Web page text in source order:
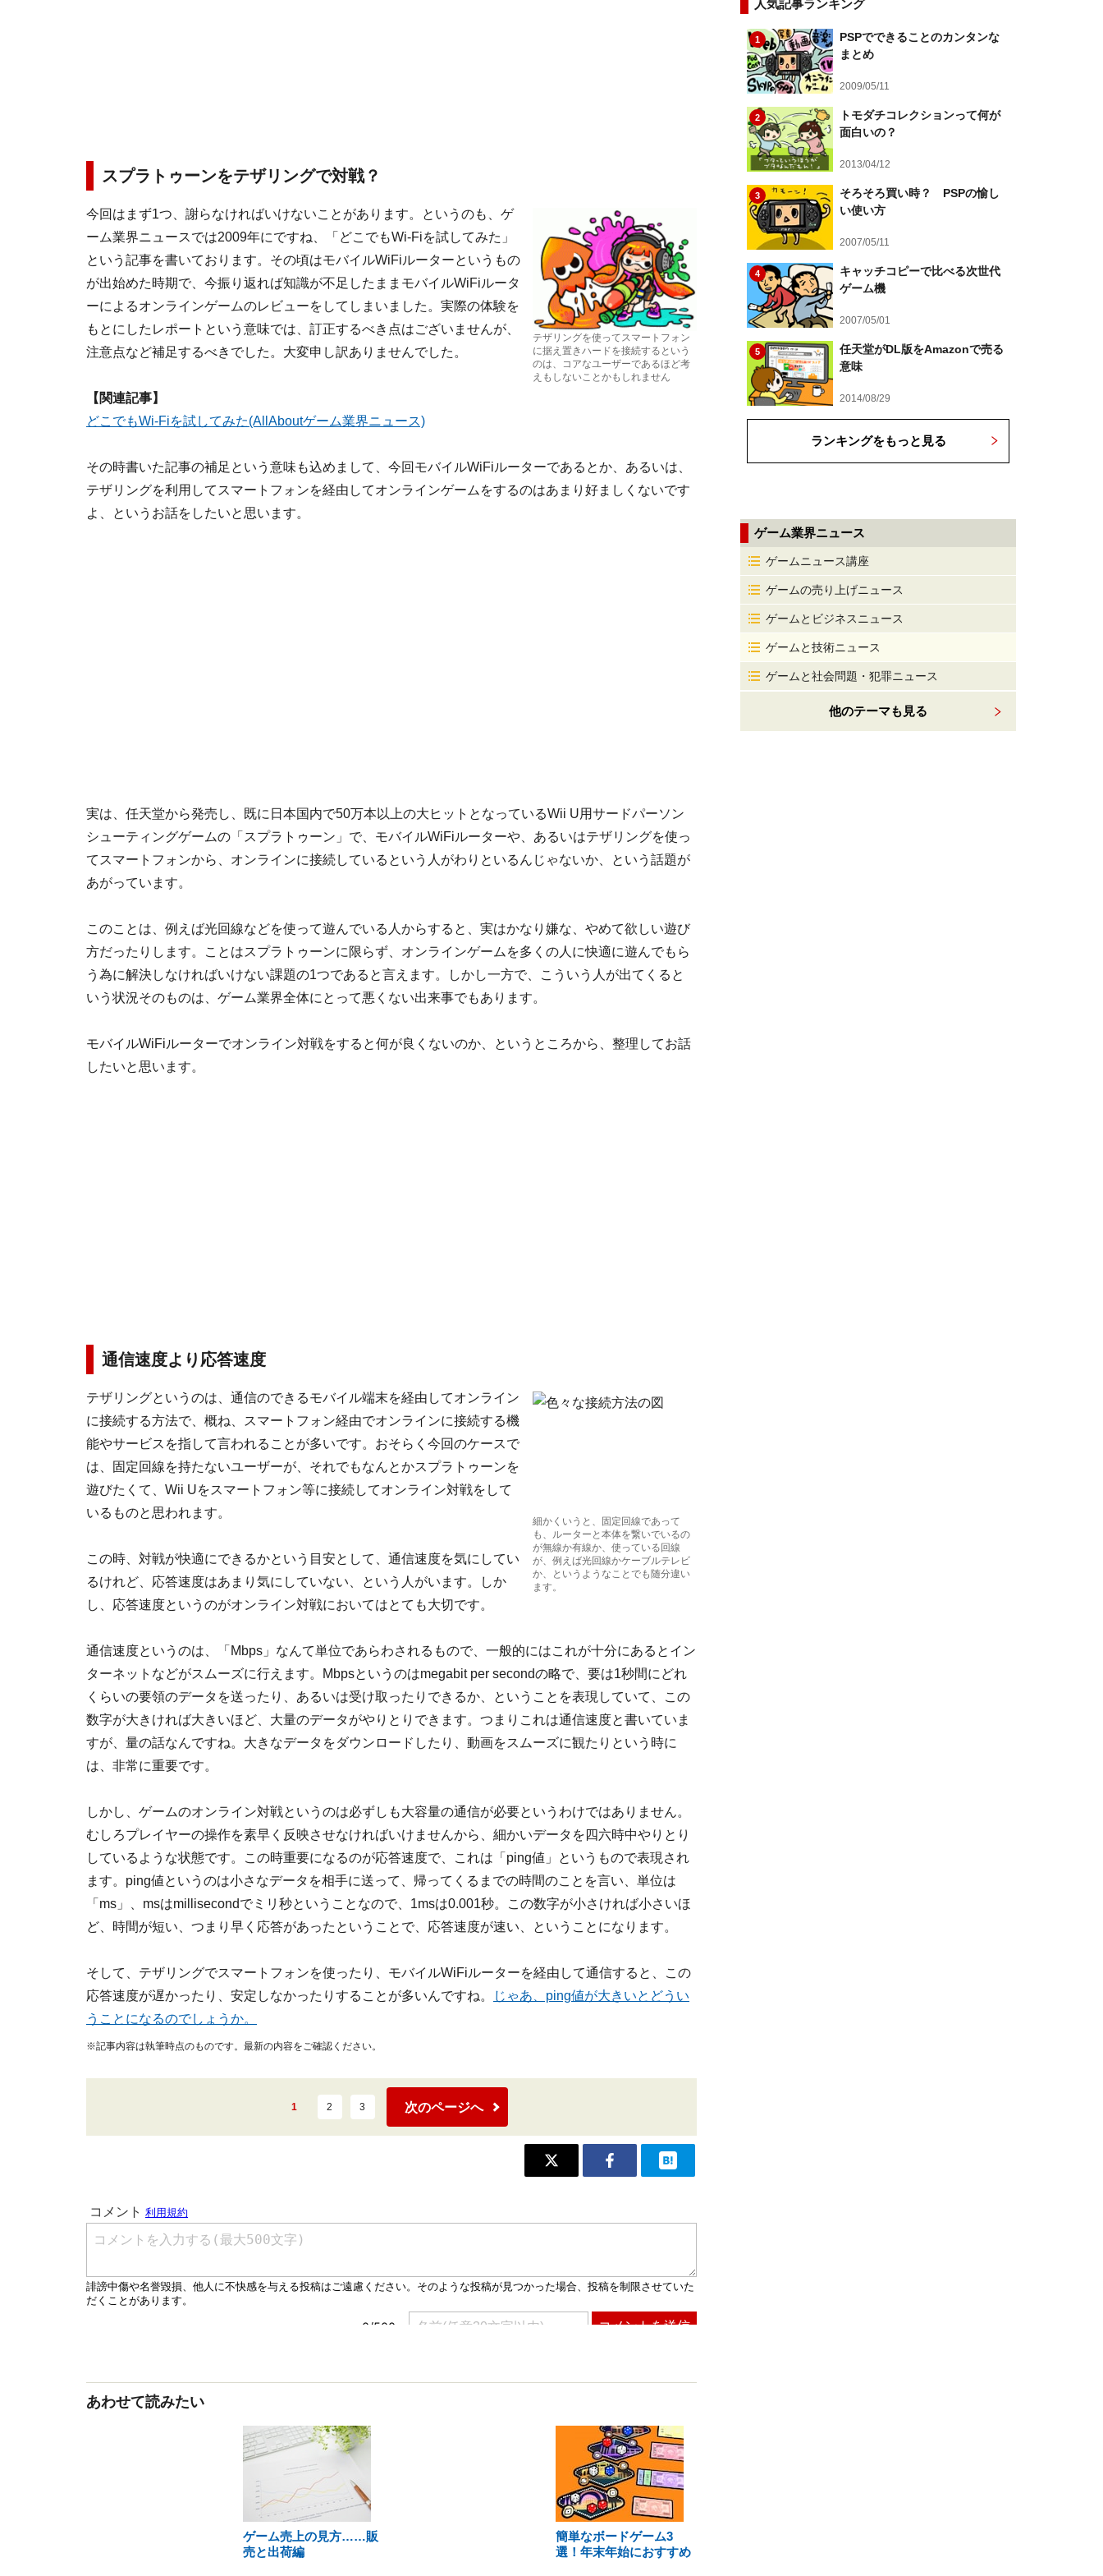
スプラトゥーンをテザリングで対戦？
テザリングを使ってスマートフォン
に据え置きハードを接続するという
のは、コアなユーザーであるほど考
えもしないことかもしれません
今回はまず1つ、謝らなければいけないことがあります。というのも、ゲ
ーム業界ニュースでは2009年にですね、「どこでもWi-Fiを試してみた」
という記事を書いております。その頃はモバイルWiFiルーターというもの
が出始めた時期で、今振り返れば知識が不足したままモバイルWiFiルータ
ーによるオンラインゲームのレビューをしてしまいました。実際の体験を
もとにしたレポートという意味では、訂正するべき点はございませんが、
注意点など補足するべきでした。大変申し訳ありませんでした。
【関連記事】
どこでもWi-Fiを試してみた(AllAboutゲーム業界ニュース)
その時書いた記事の補足という意味も込めまして、今回モバイルWiFiルーターであるとか、あるいは、
テザリングを利用してスマートフォンを経由してオンラインゲームをするのはあまり好ましくないです
よ、というお話をしたいと思います。
実は、任天堂から発売し、既に日本国内で50万本以上の大ヒットとなっているWii U用サードパーソン
シューティングゲームの「スプラトゥーン」で、モバイルWiFiルーターや、あるいはテザリングを使っ
てスマートフォンから、オンラインに接続しているという人がわりといるんじゃないか、という話題が
あがっています。
このことは、例えば光回線などを使って遊んでいる人からすると、実はかなり嫌な、やめて欲しい遊び
方だったりします。ことはスプラトゥーンに限らず、オンラインゲームを多くの人に快適に遊んでもら
う為に解決しなければいけない課題の1つであると言えます。しかし一方で、こういう人が出てくると
いう状況そのものは、ゲーム業界全体にとって悪くない出来事でもあります。
モバイルWiFiルーターでオンライン対戦をすると何が良くないのか、というところから、整理してお話
したいと思います。
通信速度より応答速度
細かくいうと、固定回線であって
も、ルーターと本体を繋いでいるの
が無線か有線か、使っている回線
が、例えば光回線かケーブルテレビ
か、というようなことでも随分違い
ます。
テザリングというのは、通信のできるモバイル端末を経由してオンライン
に接続する方法で、概ね、スマートフォン経由でオンラインに接続する機
能やサービスを指して言われることが多いです。おそらく今回のケースで
は、固定回線を持たないユーザーが、それでもなんとかスプラトゥーンを
遊びたくて、Wii Uをスマートフォン等に接続してオンライン対戦をして
いるものと思われます。
この時、対戦が快適にできるかという目安として、通信速度を気にしてい
るけれど、応答速度はあまり気にしていない、という人がいます。しか
し、応答速度というのがオンライン対戦においてはとても大切です。
通信速度というのは、「Mbps」なんて単位であらわされるもので、一般的にはこれが十分にあるとイン
ターネットなどがスムーズに行えます。Mbpsというのはmegabit per secondの略で、要は1秒間にどれ
くらいの要領のデータを送ったり、あるいは受け取ったりできるか、ということを表現していて、この
数字が大きければ大きいほど、大量のデータがやりとりできます。つまりこれは通信速度と書いていま
すが、量の話なんですね。大きなデータをダウンロードしたり、動画をスムーズに観たりという時に
は、非常に重要です。
しかし、ゲームのオンライン対戦というのは必ずしも大容量の通信が必要というわけではありません。
むしろプレイヤーの操作を素早く反映させなければいけませんから、細かいデータを四六時中やりとり
しているような状態です。この時重要になるのが応答速度で、これは「ping値」というもので表現され
ます。ping値というのは小さなデータを相手に送って、帰ってくるまでの時間のことを言い、単位は
「ms」、msはmillisecondでミリ秒ということなので、1msは0.001秒。この数字が小さければ小さいほ
ど、時間が短い、つまり早く応答があったということで、応答速度が速い、ということになります。
そして、テザリングでスマートフォンを使ったり、モバイルWiFiルーターを経由して通信すると、この
応答速度が遅かったり、安定しなかったりすることが多いんですね。
じゃあ、ping値が大きいとどうい
うことになるのでしょうか。
※記事内容は執筆時点のものです。最新の内容をご確認ください。
1 2 3 次のページへ
あわせて読みたい
ゲーム売上の見方……販
売と出荷編
簡単なボードゲーム3
選！年末年始におすすめ
人気記事ランキング
1
PSPでできることのカンタンな
まとめ
2009/05/11
2
トモダチコレクションって何が
面白いの？
2013/04/12
3
そろそろ買い時？ PSPの愉し
い使い方
2007/05/11
4
キャッチコピーで比べる次世代
ゲーム機
2007/05/01
5
任天堂がDL版をAmazonで売る
意味
2014/08/29
ランキングをもっと見る
ゲーム業界ニュース
ゲームニュース講座
ゲームの売り上げニュース
ゲームとビジネスニュース
ゲームと技術ニュース
ゲームと社会問題・犯罪ニュース
他のテーマも見る